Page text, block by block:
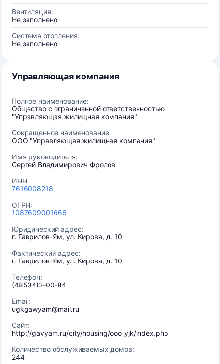
Вентиляция:
Не заполнено
Система отопления:
Не заполнено
Управляющая компания
Полное наименование:
Общество с ограниченной ответственностью
"Управляющая жилищная компания"
Сокращенное наименование:
ООО "Управляющая жилищная компания"
Имя руководителя:
Сергей Владимирович Фролов
ИНН:
7616008218
ОГРН:
1087609001666
Юридический адрес:
г. Гаврилов-Ям, ул. Кирова, д. 10
Фактический адрес:
г. Гаврилов-Ям, ул. Кирова, д. 10
Телефон:
(48534)2-00-84
Email:
ugkgawyam@mail.ru
Сайт:
http://gavyam.ru/city/housing/ooo_yjk/index.php
Количество обслуживаемых домов:
244